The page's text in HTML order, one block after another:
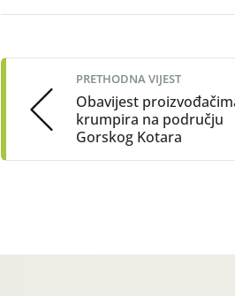
navigation
PRETHODNA VIJEST
Obavijest
krumpira na području
Gorskog Kotara